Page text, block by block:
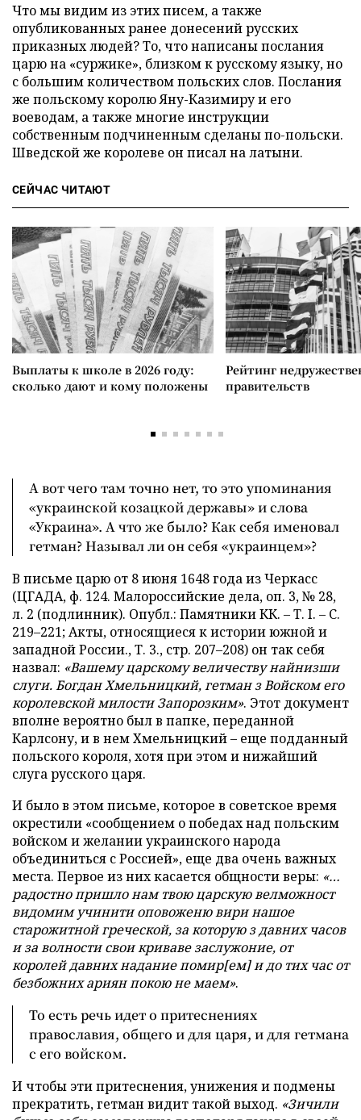
Что мы видим из этих писем, а также
опубликованных ранее донесений русских
приказных людей? То, что написаны послания
царю на «суржике», близком к русскому языку, но
с большим количеством польских слов. Послания
же польскому королю Яну-Казимиру и его
воеводам, а также многие инструкции
собственным подчиненным сделаны по-польски.
Шведской же королеве он писал на латыни.
СЕЙЧАС ЧИТАЮТ
Выплаты к школе в 2026 году:
сколько дают и кому положены
Рейтинг
правительств
А вот чего там точно нет, то это упоминания
«украинской козацкой державы» и слова
«Украина». А что же было? Как себя именовал
гетман? Называл ли он себя «украинцем»?
В письме царю от 8 июня 1648 года из Черкасс
(ЦГАДА, ф. 124. Малороссийские дела, оп. 3, № 28,
л. 2 (подлинник). Опубл.: Памятники КК. – Т. I. – С.
219–221; Акты, относящиеся к истории южной и
западной России., Т. 3., стр. 207–208) он так себя
назвал: «Вашему царскому величеству найнизши
слуги. Богдан Хмельницкий, гетман з Войском его
королевской милости Запорозким». Этот документ
вполне вероятно был в папке, переданной
Карлсону, и в нем Хмельницкий – еще подданный
польского короля, хотя при этом и нижайший
слуга русского царя.
И было в этом письме, которое в советское время
окрестили «сообщением о победах над польским
войском и желании украинского народа
объединиться с Россией», еще два очень важных
места. Первое из них касается общности веры: «…
радостно пришло нам твою царскую велможност
видомим учинити оповоженю вири нашое
старожитной греческой, за которую з давних часов
и за волности свои криваве заслужоние, от
королей давних надание помир[ем] и до тих час от
безбожних ариян покою не маем».
То есть речь идет о притеснениях
православия, общего и для царя, и для гетмана
с его войском.
И чтобы эти притеснения, унижения и подмены
прекратить, гетман видит такой выход. «Зичили